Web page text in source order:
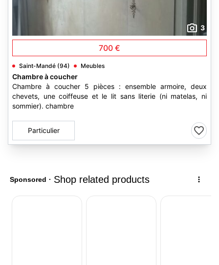
3
700 €
Saint-Mandé (94) Meubles
Chambre à coucher
Chambre à coucher 5 pièces : ensemble armoire, deux
chevets, une coiffeuse et le lit sans literie (ni matelas, ni
sommier). chambre
Particulier